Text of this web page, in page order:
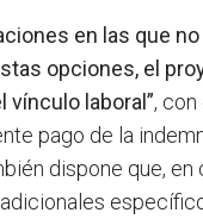
en las que
opciones, el
vínculo laboral”, con
pago de la
dispone que, en